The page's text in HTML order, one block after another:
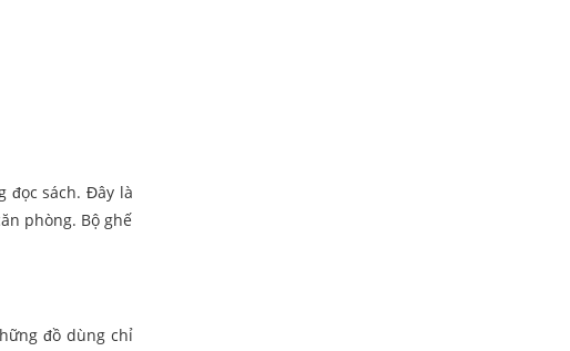
đọc sách. Đây là
phòng. Bộ ghế
đồ dùng chỉ